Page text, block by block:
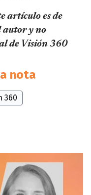
artículo es de
autor y no
de Visión 360
nota
360